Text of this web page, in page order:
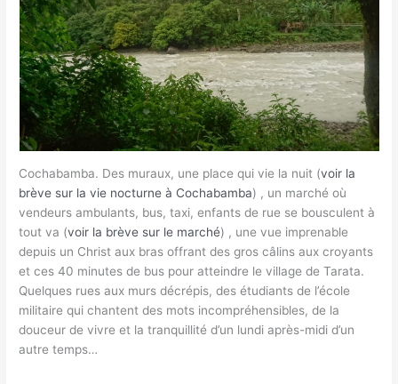
Cochabamba. Des muraux, une place qui vie la nuit (voir la
brève sur la vie nocturne à Cochabamba) , un marché où
vendeurs ambulants, bus, taxi, enfants de rue se bousculent à
tout va (voir la brève sur le marché) , une vue imprenable
depuis un Christ aux bras offrant des gros câlins aux croyants
et ces 40 minutes de bus pour atteindre le village de Tarata.
Quelques rues aux murs décrépis, des étudiants de l’école
militaire qui chantent des mots incompréhensibles, de la
douceur de vivre et la tranquillité d’un lundi après-midi d’un
autre temps…